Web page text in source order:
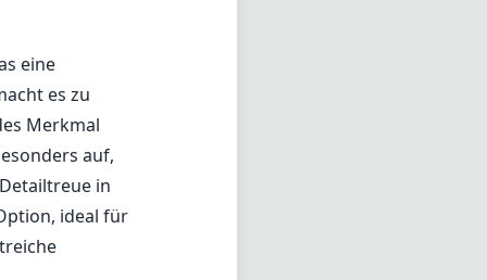
eine
es zu
Merkmal
auf,
in
ideal für